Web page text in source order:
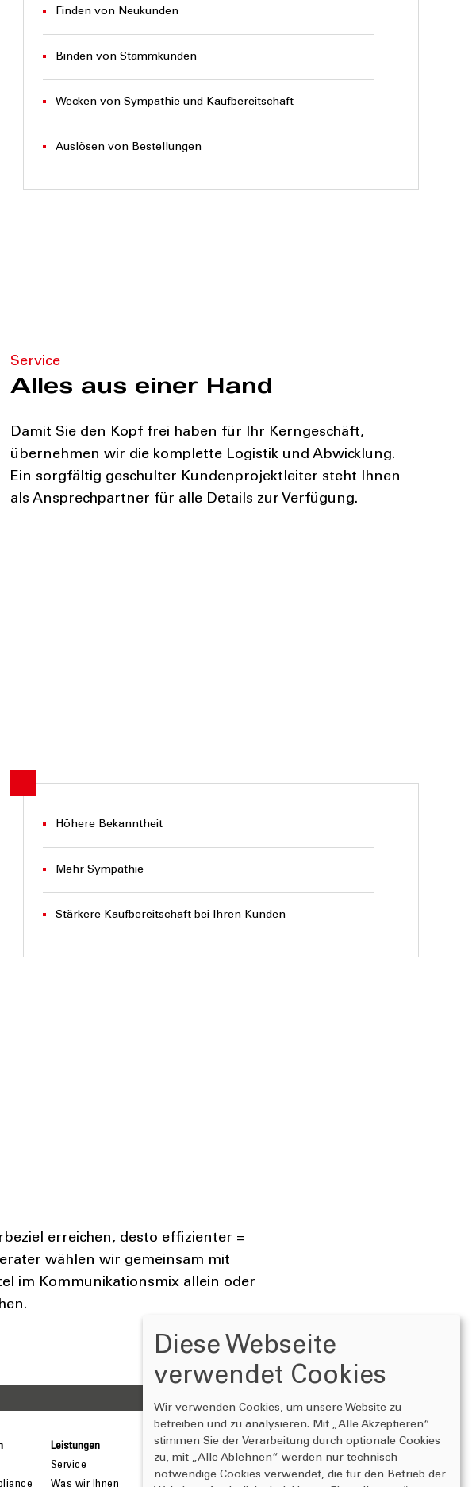
Finden von Neukunden
Binden von Stammkunden
Wecken von Sympathie und Kaufbereitschaft
Auslösen von Bestellungen
Service
Alles aus einer Hand
Damit Sie den Kopf frei haben für Ihr Kerngeschäft,
übernehmen wir die komplette Logistik und Abwicklung.
Ein sorgfältig geschulter Kundenprojektleiter steht Ihnen
als Ansprechpartner für alle Details zur Verfügung.
Höhere Bekanntheit
Mehr Sympathie
Stärkere Kaufbereitschaft bei Ihren Kunden
erreichen, desto effizienter =
wählen wir gemeinsam mit
im Kommunikationsmix allein oder
Leistungen
Service
Was wir Ihnen
Wissenswertes
Videomesse
Veröffentlichungen
Ideenpool |
Kontakt
Diese Webseite
verwendet Cookies
Wir verwenden Cookies, um unsere Website zu
betreiben und zu analysieren. Mit „Alle Akzeptieren“
stimmen Sie der Verarbeitung durch optionale Cookies
zu, mit „Alle Ablehnen“ werden nur technisch
notwendige Cookies verwendet, die für den Betrieb der